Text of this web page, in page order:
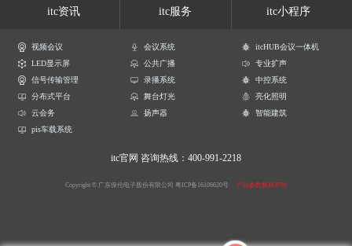
itc资讯 itc服务 itc小程序
视频会议 会议系统
itcHUB会议一体机
LED显示屏
公共广播
专业扩声
信号传输管理
录播系统
中控系统
分布式平台
舞台灯光
亮化照明
云会务
扬声器
智能建筑
pis车载系统
itc官网 咨询热线：400-991-2218
Copyright © 广东保伦电子股份有限公司 粤ICP备16106620号 产品参数解释声明